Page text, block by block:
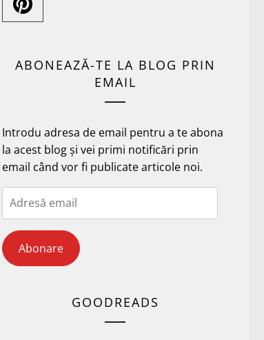
ABONEAZĂ-TE LA BLOG PRIN
EMAIL
Introdu adresa de email pentru a te abona
la acest blog și vei primi notificări prin
email când vor fi publicate articole noi.
Adresă
email
Abonare
GOODREADS